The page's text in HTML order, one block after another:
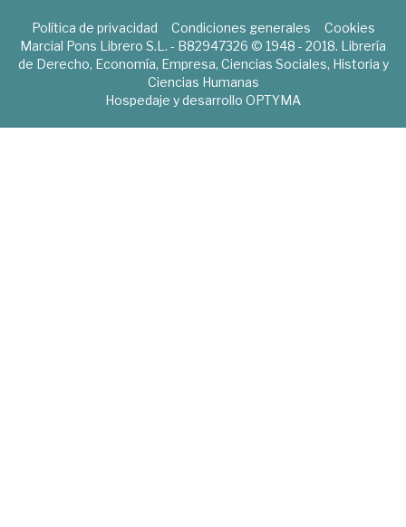
Política de privacidad Condiciones generales
Cookies
Marcial Pons Librero S.L. - B82947326 © 1948 - 2018. Librería
de Derecho, Economía, Empresa, Ciencias Sociales, Historia y
Ciencias Humanas
Hospedaje y desarrollo OPTYMA